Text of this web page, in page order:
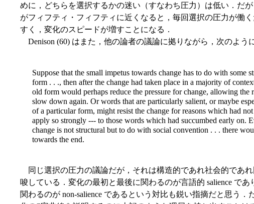
めに，どちらを選択するかの迷い（すなわち圧力）は低い．だ
がフィフティ・フィフティに近くなると，毎回選択の圧力が働
すく，変化のスピードが増すことになる．
Denison (60) はまた，他の論者の議論に拠りながら，次のよう
Suppose that the small impetus towards change has to do with some
form . . ., then after the change had taken place in a majority of
old form would perhaps reduce the pressure for change, allowing the
slow down again. Or words that are particularly salient, or maybe
of a particular form, might resist the change for reasons which had
apply so strongly --- to those words which had succumbed early on.
change is not structural but to do with social convention . . . there
towards the end.
同じ選択の圧力の議論だが，それは構造的であれ社会的であ
唆している．変化の最初と最後に関わるのが言語的 salience で
関わるのが non-salience であるという対比も鋭い指摘だと思う．